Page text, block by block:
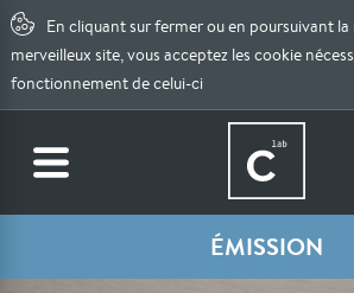
En cliquant sur fermer ou en poursuivant
merveilleux site, vous acceptez les cookie
fonctionnement de celui-ci
ÉMISSION